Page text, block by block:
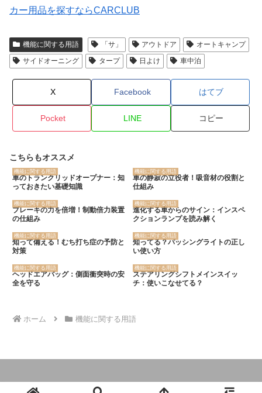
カー用品を探すならCARCLUB
機能に関する用語 「サ」 アウトドア
オートキャンプ
サイドオーニング
タープ 日よけ 車中泊
X Facebook はてブ
Pocket LINE コピー
こちらもオススメ
機能に関する用語
車のトランクリッドオープナー：知
っておきたい基礎知識
機能に関する用語
車の静寂の立役者！吸音材の役割と
仕組み
機能に関する用語
ブレーキの力を倍増！制動倍力装置
の仕組み
機能に関する用語
進化する車からのサイン：インスペ
クションランプを読み解く
機能に関する用語
知って備える！むち打ち症の予防と
対策
機能に関する用語
知ってる？パッシングライトの正し
い使い方
機能に関する用語
ヘッドエアバッグ：側面衝突時の安
全を守る
機能に関する用語
ステアリングシフトメインスイッ
チ：使いこなせてる？
ホーム 機能に関する用語